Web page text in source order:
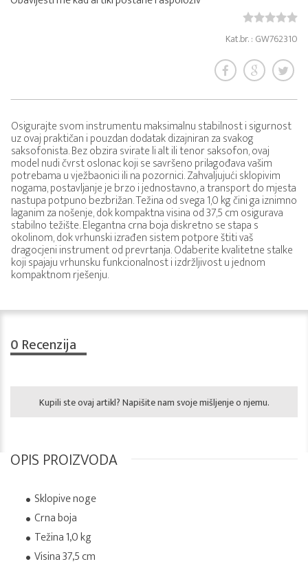
Kat.br. : GW762310
Osigurajte svom instrumentu maksimalnu stabilnost i sigurnost
uz ovaj praktičan i pouzdan dodatak dizajniran za svakog
saksofonista. Bez obzira svirate li alt ili tenor saksofon, ovaj
model nudi čvrst oslonac koji se savršeno prilagođava vašim
potrebama u vježbaonici ili na pozornici. Zahvaljujući sklopivim
nogama, postavljanje je brzo i jednostavno, a transport do mjesta
nastupa potpuno bezbrižan. Težina od svega 1,0 kg čini ga iznimno
laganim za nošenje, dok kompaktna visina od 37,5 cm osigurava
stabilno težište. Elegantna crna boja diskretno se stapa s
okolinom, dok vrhunski izrađen sistem potpore štiti vaš
dragocjeni instrument od prevrtanja. Odaberite kvalitetne stalke
koji spajaju vrhunsku funkcionalnost i izdržljivost u jednom
kompaktnom rješenju.
0 Recenzija
Kupili ste ovaj artikl? Napišite nam svoje mišljenje o njemu.
OPIS PROIZVODA
Sklopive noge
Crna boja
Težina 1,0 kg
Visina 37,5 cm